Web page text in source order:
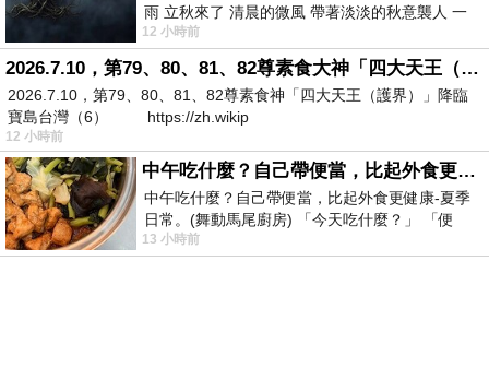
雨 立秋來了 清晨的微風 帶著淡淡的秋意襲人 一
下子 又被赤
12 小時前
2026.7.10，第79、80、81、82尊素食大神「四大天王（護界）」降臨寶島台灣（6）
2026.7.10，第79、80、81、82尊素食神「四大天王（護界）」降臨
寶島台灣（6） https://zh.wikip
12 小時前
中午吃什麼？自己帶便當，比起外食更健康-夏季日常。(舞動馬尾廚房)
中午吃什麼？自己帶便當，比起外食更健康-夏季
日常。(舞動馬尾廚房) 「今天吃什麼？」 「便
當？麵？還是炒飯？」 每天都在選擇
13 小時前